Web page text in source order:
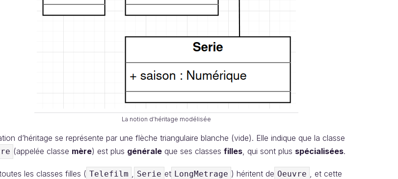
La notion d’héritage modélisée
d’héritage se représente par une flèche triangulaire blanche (vide). Elle indique que la classe
(appelée classe mère) est plus générale que ses classes filles, qui sont plus spécialisées.
les classes filles ( Telefilm , Serie et LongMetrage ) héritent de Oeuvre , et cette